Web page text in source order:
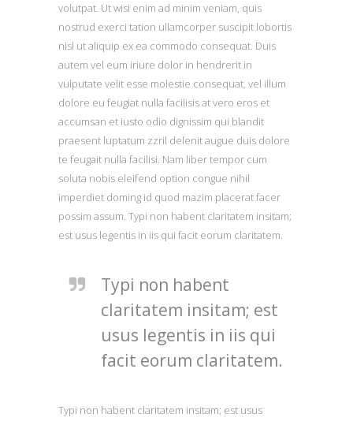
volutpat. Ut wisi enim ad minim veniam, quis
nostrud exerci tation ullamcorper suscipit lobortis
nisl ut aliquip ex ea commodo consequat. Duis
autem vel eum iriure dolor in hendrerit in
vulputate velit esse molestie consequat, vel illum
dolore eu feugiat nulla facilisis at vero eros et
accumsan et iusto odio dignissim qui blandit
praesent luptatum zzril delenit augue duis dolore
te feugait nulla facilisi. Nam liber tempor cum
soluta nobis eleifend option congue nihil
imperdiet doming id quod mazim placerat facer
possim assum. Typi non habent claritatem insitam;
est usus legentis in iis qui facit eorum claritatem.
Typi non habent
claritatem insitam; est
usus legentis in iis qui
facit eorum claritatem.
Typi non habent claritatem insitam; est usus